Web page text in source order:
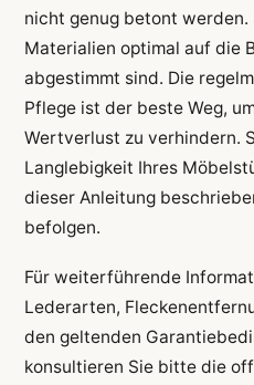
nicht genug betont
Materialien optimal auf die
abgestimmt sind. Die
Pflege ist der beste Weg,
Wertverlust zu verhindern.
Langlebigkeit Ihres
dieser Anleitung
befolgen.
Für weiterführende
Lederarten,
den geltenden
konsultieren Sie bitte die